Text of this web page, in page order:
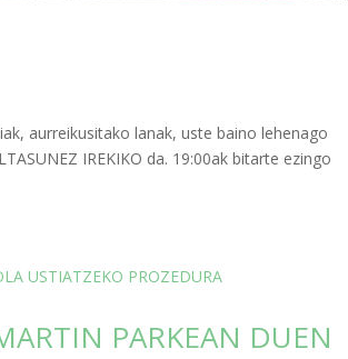
aurreikusitako lanak, uste baino lehenago
IREKIKO da. 19:00ak bitarte ezingo
PARKEAN DUEN